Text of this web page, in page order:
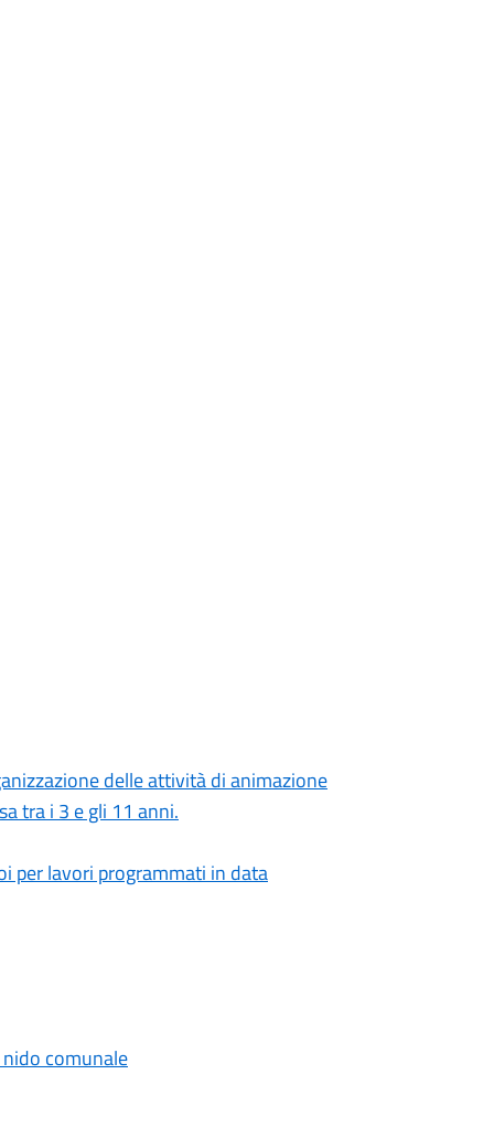
delle attività di animazione
tra i 3 e gli 11 anni.
per lavori programmati in data
comunale